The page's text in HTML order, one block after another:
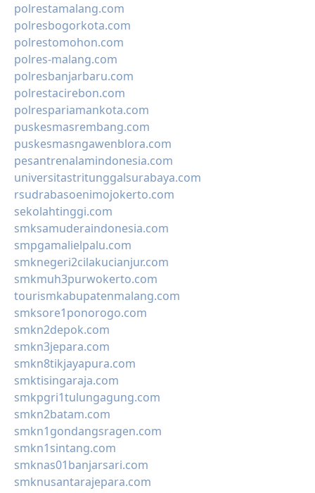
polrestamalang.com
polresbogorkota.com
polrestomohon.com
polres-malang.com
polresbanjarbaru.com
polrestacirebon.com
polrespariamankota.com
puskesmasrembang.com
puskesmasngawenblora.com
pesantrenalamindonesia.com
universitastritunggalsurabaya.com
rsudrabasoenimojokerto.com
sekolahtinggi.com
smksamuderaindonesia.com
smpgamalielpalu.com
smknegeri2cilakucianjur.com
smkmuh3purwokerto.com
tourismkabupatenmalang.com
smksore1ponorogo.com
smkn2depok.com
smkn3jepara.com
smkn8tikjayapura.com
smktisingaraja.com
smkpgri1tulungagung.com
smkn2batam.com
smkn1gondangsragen.com
smkn1sintang.com
smknas01banjarsari.com
smknusantarajepara.com